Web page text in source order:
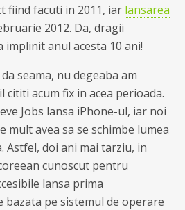
fiind facuti in 2011, iar lansarea
2012. Da, dragii
implinit anul acesta 10 ani!
seama, nu degeaba am
cititi acum fix in acea perioada.
Jobs lansa iPhone-ul, iar noi
mult avea sa se schimbe lumea
Astfel, doi ani mai tarziu, in
cunoscut pentru
lansa prima
pe sistemul de operare